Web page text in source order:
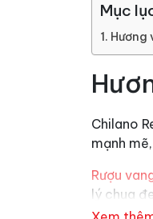
Mục
Hương
Chilano
mạnh
Rượu
lý chua
axit cân